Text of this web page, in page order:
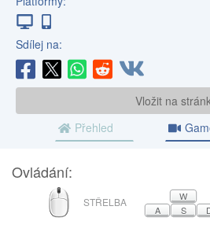
Sdílej na:
Vložit na
Přehled
Ovládání:
MYŠ
STŘELBA
W
A
S